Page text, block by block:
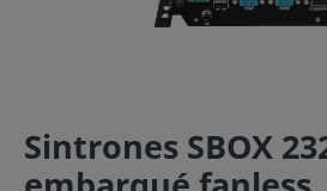
Sintrones SBOX